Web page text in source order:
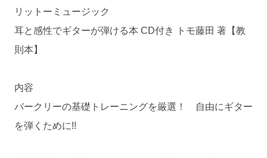
リットーミュージック
耳と感性でギターが弾ける本 CD付き トモ藤田 著【教
則本】
内容
バークリーの基礎トレーニングを厳選！ 自由にギター
を弾くために!!